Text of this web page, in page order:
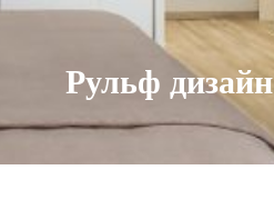
Рульф дизайн